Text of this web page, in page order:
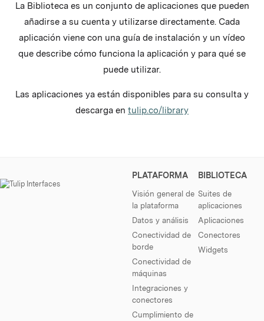
La Biblioteca es un conjunto de aplicaciones que pueden
añadirse a su cuenta y utilizarse directamente. Cada
aplicación viene con una guía de instalación y un vídeo
que describe cómo funciona la aplicación y para qué se
puede utilizar.
Las aplicaciones ya están disponibles para su consulta y
descarga en tulip.co/library
PLATAFORMA
Visión general de
la plataforma
Datos y análisis
Conectividad de
borde
Conectividad de
máquinas
Integraciones y
conectores
Cumplimiento de
BIBLIOTECA
Suites de
aplicaciones
Aplicaciones
Conectores
Widgets